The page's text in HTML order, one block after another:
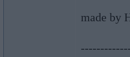
made by